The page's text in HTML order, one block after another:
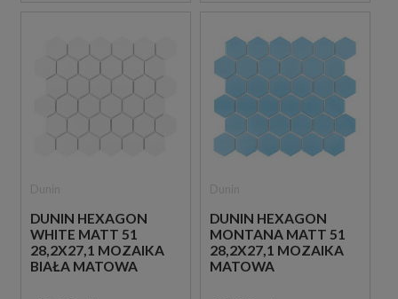
DUNIN HEXAGON
WHITE MATT 51
28,2X27,1 MOZAIKA
BIAŁA MATOWA
DUNIN HEXAGON
MONTANA MATT 51
28,2X27,1 MOZAIKA
MATOWA